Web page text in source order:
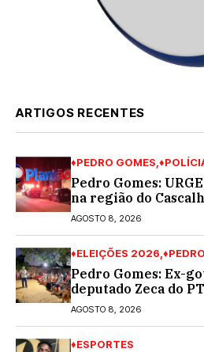
ARTIGOS RECENTES
♦PEDRO GOMES
Pedro Gomes:
na região do
AGOSTO 8, 2026
♦ELEIÇÕES 2026
Pedro Gomes: Ex-
deputado Zeca do
partido na cidade;
AGOSTO 8, 2026
♦ESPORTES